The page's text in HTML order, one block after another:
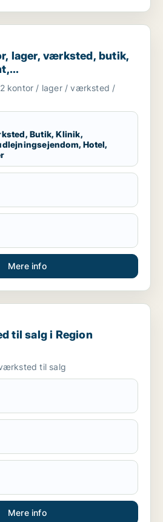
værksted, butik, klinik, restaurant,
lager, værksted, butik,
hotel eller
til salg i Vordingborg,
Lolland
kontor / lager / værksted /
Butik, Klinik,
Hotel,
Mere info
i Region Sjælland
til salg i Region
til salg
Mere info